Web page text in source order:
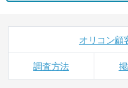
オリコン顧
調査方法